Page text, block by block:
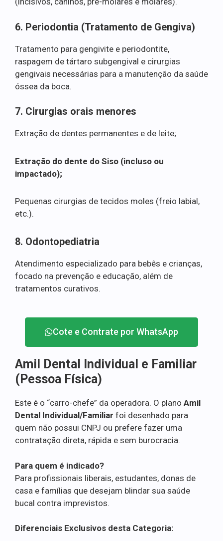
6. Periodontia (Tratamento de Gengiva)
Tratamento para gengivite e periodontite,
raspagem de tártaro subgengival e cirurgias
gengivais necessárias para a manutenção da saúde
óssea da boca.
7. Cirurgias orais menores
Extração de dentes permanentes e de leite;
Extração do dente do Siso (incluso ou
impactado);
Pequenas cirurgias de tecidos moles (freio labial,
etc.).
8. Odontopediatria
Atendimento especializado para bebês e crianças,
focado na prevenção e educação, além de
tratamentos curativos.
Cote e Contrate por WhatsApp
Amil Dental Individual e Familiar
(Pessoa Física)
Este é o “carro-chefe” da operadora. O plano Amil
Dental Individual/Familiar foi desenhado para
quem não possui CNPJ ou prefere fazer uma
contratação direta, rápida e sem burocracia.
Para quem é indicado?
Para profissionais liberais, estudantes, donas de
casa e famílias que desejam blindar sua saúde
bucal contra imprevistos.
Diferenciais Exclusivos desta Categoria: